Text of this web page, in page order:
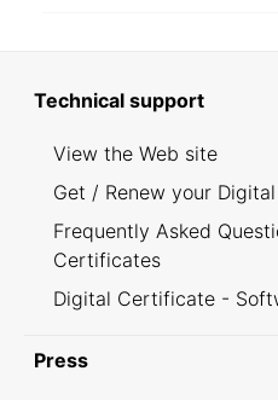
Technical support
View the Web site
Get / Renew your
Frequently Asked
Certificates
Digital Certificate -
Press